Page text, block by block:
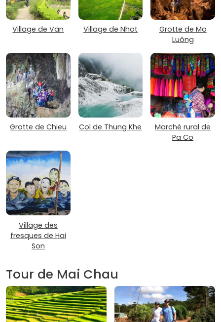
Village de Van Village de Nhot
Grotte de Mo
Luông
Grotte de Chieu Col de Thung Khe
Marché rural de
Pa Co
Village des
fresques de Hai
Son
Tour de Mai Chau